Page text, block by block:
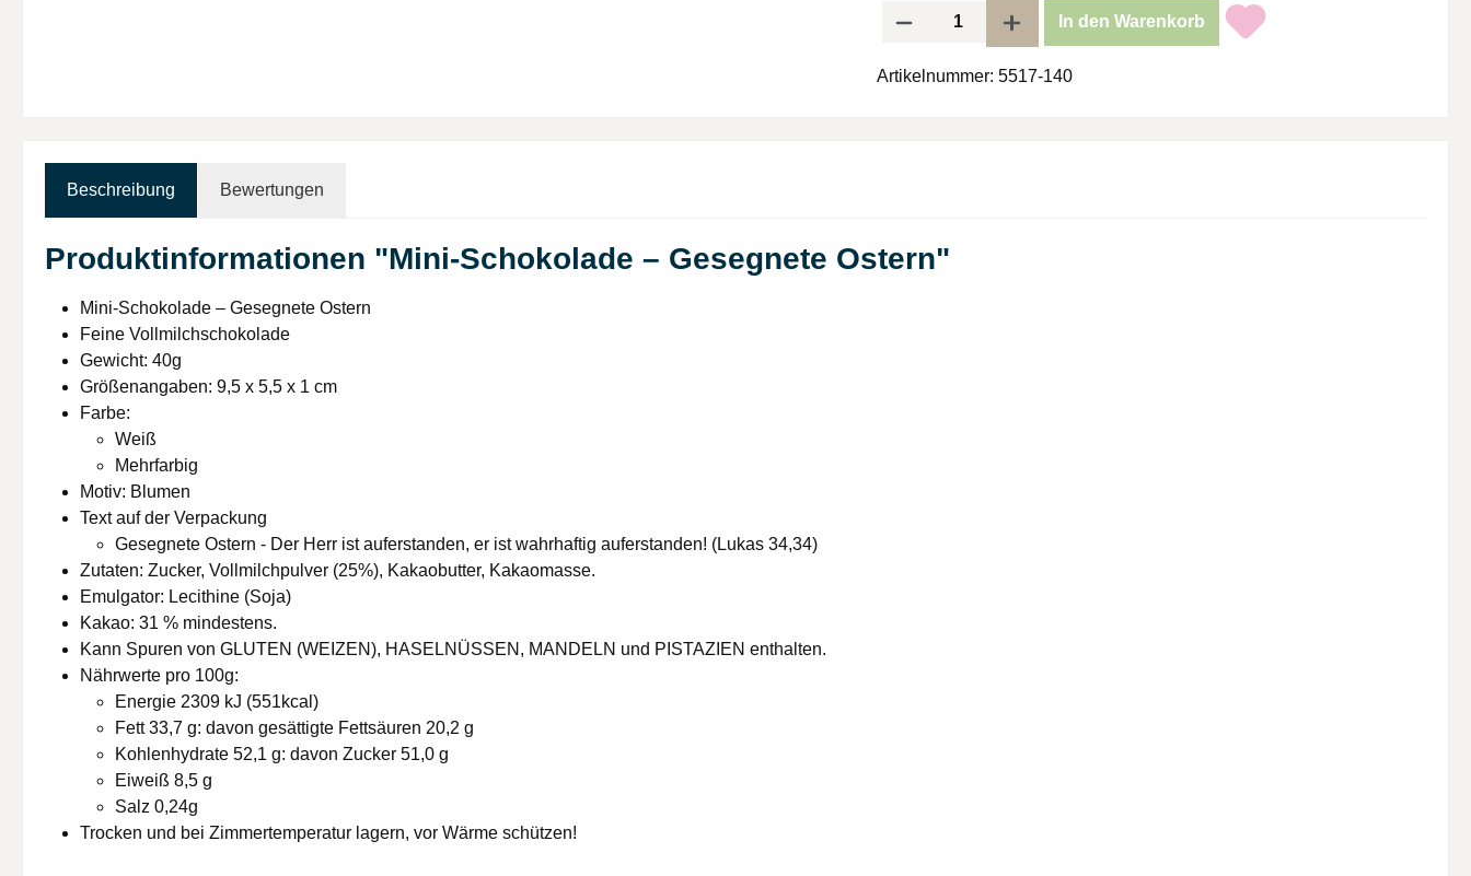
Produkt Anzahl: Gib den gewünschten Wert ein oder benutze die Schaltflächen um
In den Warenkorb
Artikelnummer: 5517-140
Beschreibung Bewertungen
Produktinformationen "Mini-Schokolade – Gesegnete Ostern"
Mini-Schokolade – Gesegnete Ostern
Feine Vollmilchschokolade
Gewicht: 40g
Größenangaben: 9,5 x 5,5 x 1 cm
Farbe:
Weiß
Mehrfarbig
Motiv: Blumen
Text auf der Verpackung
Gesegnete Ostern - Der Herr ist auferstanden, er ist wahrhaftig auferstanden! (Lukas 34,34)
Zutaten: Zucker, Vollmilchpulver (25%), Kakaobutter, Kakaomasse.
Emulgator: Lecithine (Soja)
Kakao: 31 % mindestens.
Kann Spuren von GLUTEN (WEIZEN), HASELNÜSSEN, MANDELN und PISTAZIEN enthalten.
Nährwerte pro 100g:
Energie 2309 kJ (551kcal)
Fett 33,7 g: davon gesättigte Fettsäuren 20,2 g
Kohlenhydrate 52,1 g: davon Zucker 51,0 g
Eiweiß 8,5 g
Salz 0,24g
Trocken und bei Zimmertemperatur lagern, vor Wärme schützen!